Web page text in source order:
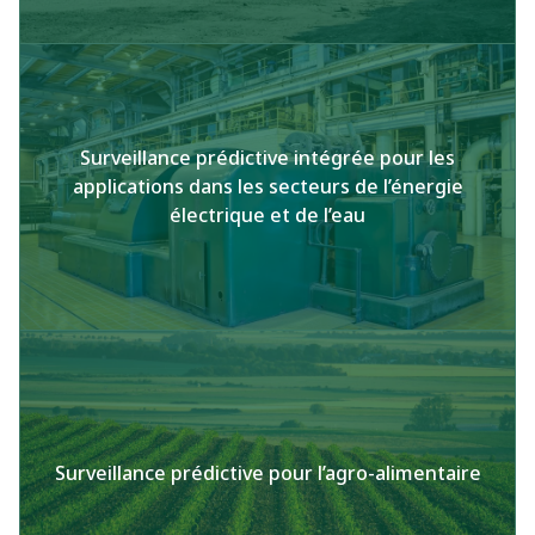
Surveillance prédictive intégrée pour les
applications dans les secteurs de l’énergie
électrique et de l’eau
Surveillance prédictive pour l’agro-alimentaire